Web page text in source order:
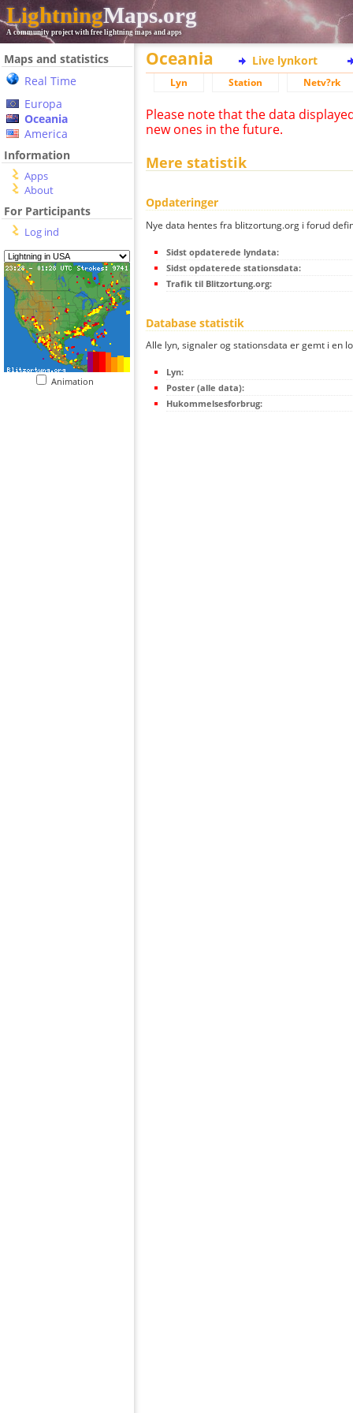
LightningMaps.org
A community project with free lightning maps and apps
Maps and statistics
Real Time
Europa
Oceania
America
Information
Apps
About
For Participants
Log ind
Animation
Oceania Live lynkort
Lyn Station Netv?rk
Please note that the data
new ones in the future.
Mere statistik
Opdateringer
Nye data hentes fra blitzortung.org i forud
Sidst opdaterede lyndata:
Sidst opdaterede stationsdata:
Trafik til Blitzortung.org:
Database statistik
Alle lyn, signaler og stationsdata er gemt i en
Lyn:
Poster (alle data):
Hukommelsesforbrug: